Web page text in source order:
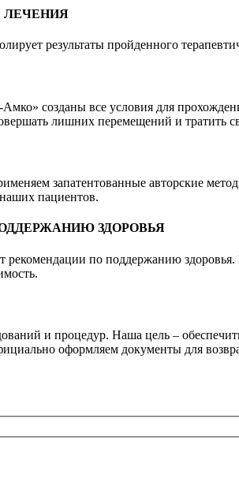
ЛЕЧЕНИЯ
результаты пройденного
созданы все условия для
лишних перемещений и тратить
запатентованные авторские
пациентов.
ЗДОРОВЬЯ
рекомендации по поддержанию
и процедур. Наша цель –
оформляем документы для